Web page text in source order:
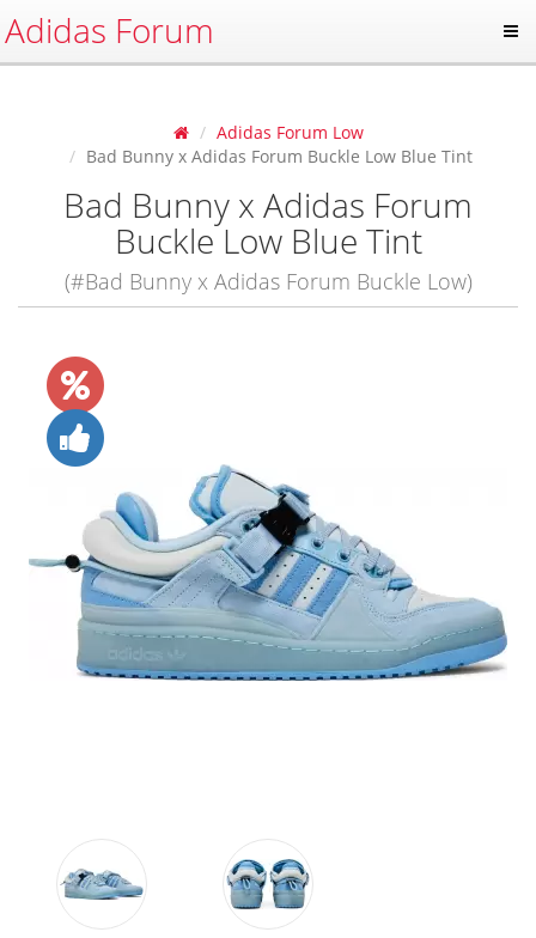
Adidas Forum
Adidas Forum Low
Bad Bunny x Adidas Forum Buckle Low Blue Tint
Bad Bunny x Adidas Forum
Buckle Low Blue Tint
(#Bad Bunny x Adidas Forum Buckle Low)